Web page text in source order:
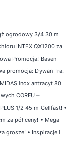
ogrodowy 3/4 30 m
INTEX QX1200 za
Promocja! Basen
promocja: Dywan Tra.
inox antracyt 80
CORFU –
1/2 45 m Cellfast! •
za pół ceny! • Mega
grosze! • Inspiracje i